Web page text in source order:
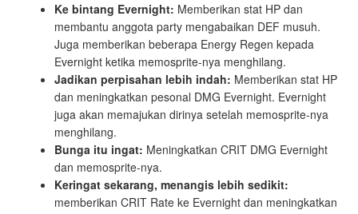
Ke bintang Evernight: Memberikan stat HP dan
membantu anggota party mengabaikan DEF musuh.
Juga memberikan beberapa Energy Regen kepada
Evernight ketika memosprite-nya menghilang.
Jadikan perpisahan lebih indah: Memberikan stat HP
dan meningkatkan pesonal DMG Evernight. Evernight
juga akan memajukan dirinya setelah memosprite-nya
menghilang.
Bunga itu ingat: Meningkatkan CRIT DMG Evernight
dan memosprite-nya.
Keringat sekarang, menangis lebih sedikit:
memberikan CRIT Rate ke Evernight dan meningkatkan